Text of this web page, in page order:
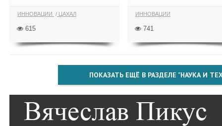
ИННОВАЦИИ ЦАХАЛ
615
ИННОВАЦИИ
741
ПОКАЗАТЬ ЕЩЁ В РАЗДЕЛЕ "НАУКА И